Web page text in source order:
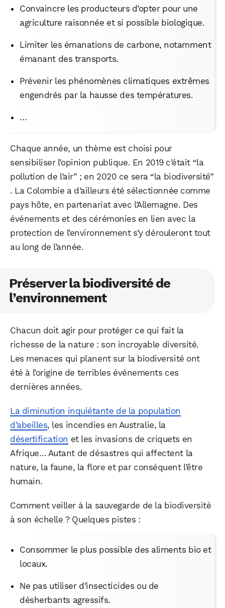
Convaincre les producteurs d’opter pour une
agriculture raisonnée et si possible biologique.
Limiter les émanations de carbone, notamment
émanant des transports.
Prévenir les phénomènes climatiques extrêmes
engendrés par la hausse des températures.
…
Chaque année, un thème est choisi pour
sensibiliser l’opinion publique. En 2019 c’était “la
pollution de l’air” ; en 2020 ce sera “la biodiversité”
. La Colombie a d’ailleurs été sélectionnée comme
pays hôte, en partenariat avec l’Allemagne. Des
événements et des cérémonies en lien avec la
protection de l’environnement s’y dérouleront tout
au long de l’année.
Préserver la biodiversité de
l’environnement
Chacun doit agir pour protéger ce qui fait la
richesse de la nature : son incroyable diversité.
Les menaces qui planent sur la biodiversité ont
été à l’origine de terribles événements ces
dernières années.
La diminution inquiétante de la population
d’abeilles, les incendies en Australie, la
désertification et les invasions de criquets en
Afrique… Autant de désastres qui affectent la
nature, la faune, la flore et par conséquent l’être
humain.
Comment veiller à la sauvegarde de la biodiversité
à son échelle ? Quelques pistes :
Consommer le plus possible des aliments bio et
locaux.
Ne pas utiliser d’insecticides ou de
désherbants agressifs.